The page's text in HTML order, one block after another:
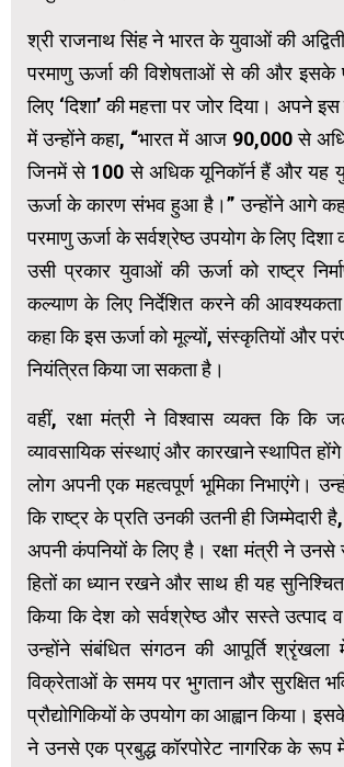
श्री राजनाथ सिंह ने भारत के युवाओं की
परमाणु ऊर्जा की विशेषताओं से की और इसके
लिए ‘दिशा’ की महत्ता पर जोर दिया। अपने
में उन्होंने कहा, “भारत में आज 90,000 से
जिनमें से 100 से अधिक यूनिकॉर्न हैं और यह
ऊर्जा के कारण संभव हुआ है।” उन्होंने आगे
परमाणु ऊर्जा के सर्वश्रेष्ठ उपयोग के लिए
उसी प्रकार युवाओं की ऊर्जा को राष्ट्र
कल्याण के लिए निर्देशित करने की आवश्यकता
कहा कि इस ऊर्जा को मूल्यों, संस्कृतियों और
नियंत्रित किया जा सकता है।
वहीं, रक्षा मंत्री ने विश्वास व्यक्त कि कि
व्यावसायिक संस्थाएं और कारखाने स्थापित
लोग अपनी एक महत्वपूर्ण भूमिका निभाएंगे।
कि राष्ट्र के प्रति उनकी उतनी ही जिम्मेदारी
अपनी कंपनियों के लिए है। रक्षा मंत्री ने उनसे
हितों का ध्यान रखने और साथ ही यह
किया कि देश को सर्वश्रेष्ठ और सस्ते उत्पाद व
उन्होंने संबंधित संगठन की आपूर्ति
विक्रेताओं के समय पर भुगतान और सुरक्षित
प्रौद्योगिकियों के उपयोग का आह्वान किया।
ने उनसे एक प्रबुद्ध कॉरपोरेट नागरिक के रूप